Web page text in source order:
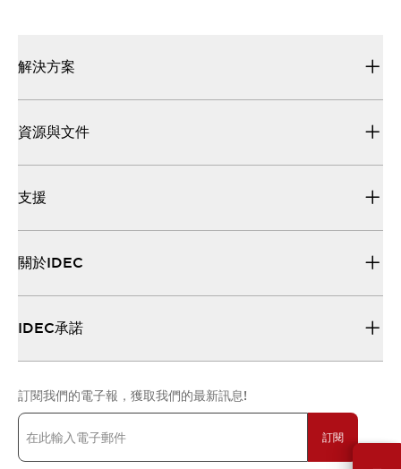
解決方案
資源與文件
支援
關於IDEC
IDEC承諾
訂閱我們的電子報，獲取我們的最新訊息!
訂閱